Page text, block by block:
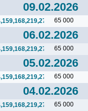
09.02.2026
65 000
06.02.2026
65 000
05.02.2026
65 000
04.02.2026
65 000